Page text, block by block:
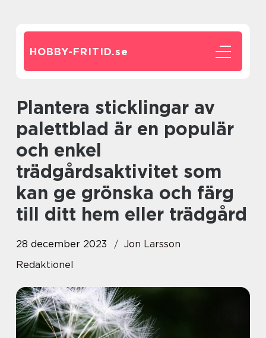
HOBBY-FRITID.se
Plantera sticklingar av
palettblad är en populär
och enkel
trädgårdsaktivitet som
kan ge grönska och färg
till ditt hem eller trädgård
28 december 2023
Jon Larsson
Redaktionel